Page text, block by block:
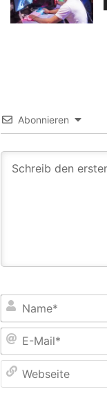
Abonnieren